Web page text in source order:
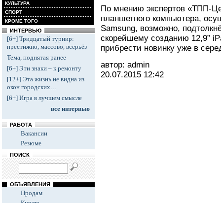
КУЛЬТУРА
СПОРТ
КРОМЕ ТОГО
ИНТЕРВЬЮ
[6+] Тридцатый турнир:
престижно, массово, всерьёз
Тема, поднятая ранее
[6+] Эти знаки – к ремонту
[12+] Эта жизнь не видна из
окон городских…
[6+] Игра в лучшем смысле
все интервью
РАБОТА
Вакансии
Резюме
ПОИСК
ОБЪЯВЛЕНИЯ
Продам
По мнению экспертов «ТПП-
планшетного компьютера,
Samsung, возможно,
скорейшему созданию 12,9”
прибрести новинку уже в
автор: admin
20.07.2015 12:42